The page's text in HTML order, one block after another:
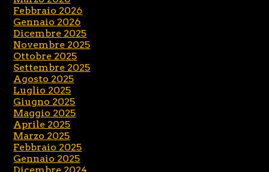
Febbraio 2026
Gennaio 2026
Dicembre 2025
Novembre 2025
Ottobre 2025
Settembre 2025
Agosto 2025
Luglio 2025
Giugno 2025
Maggio 2025
Aprile 2025
Marzo 2025
Febbraio 2025
Gennaio 2025